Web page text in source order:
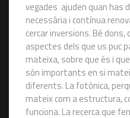
vegades ajuden quan has
necessària i contínua
cercar inversions. Bé
aspectes dels que us puc
mateixa, sobre que és i que
són importants en si
diferents. La fotònica,
mateix com a estructura,
funciona. La recerca que